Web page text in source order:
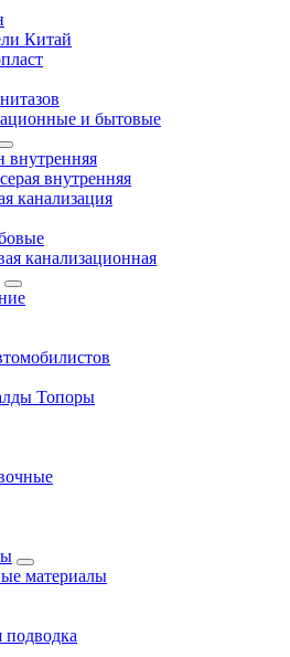
Китай
и бытовые
внутренняя
внутренняя
канализация
канализационная
Топоры
материалы
подводка